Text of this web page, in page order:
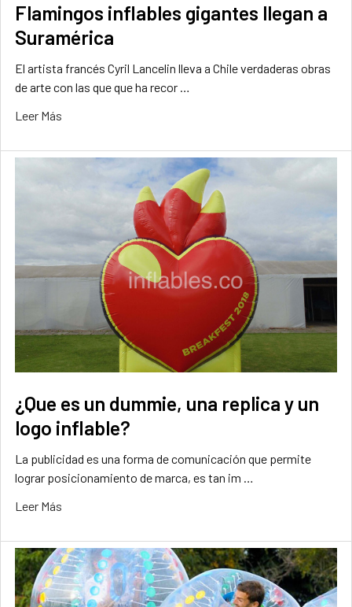
Flamingos inflables gigantes llegan a
Suramérica
El artista francés Cyril Lancelin lleva a Chile verdaderas obras
de arte con las que que ha recor …
Leer Más
¿Que es un dummie, una replica y un
logo inflable?
La publicidad es una forma de comunicación que permite
lograr posicionamiento de marca, es tan im …
Leer Más